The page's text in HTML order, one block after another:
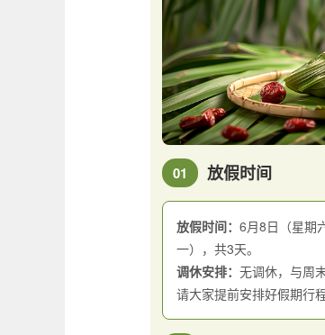
01 放假时间
放假时间： 6月8日（星期
一），共3天。
调休安排： 无调休，与周
请大家提前安排好假期行程